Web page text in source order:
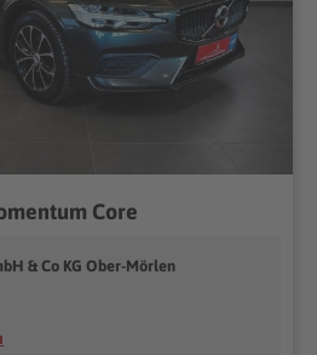
Core
& Co KG Ober-Mörlen